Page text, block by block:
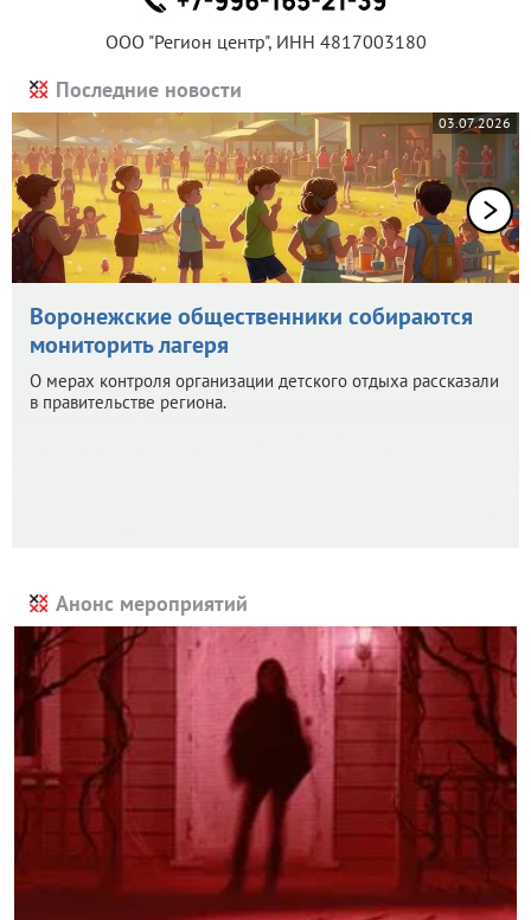
ООО "Регион центр", ИНН 4817003180
Последние новости
03.07.2026
Воронежские общественники собираются
мониторить лагеря
О мерах контроля организации детского отдыха рассказали
в правительстве региона.
Анонс мероприятий